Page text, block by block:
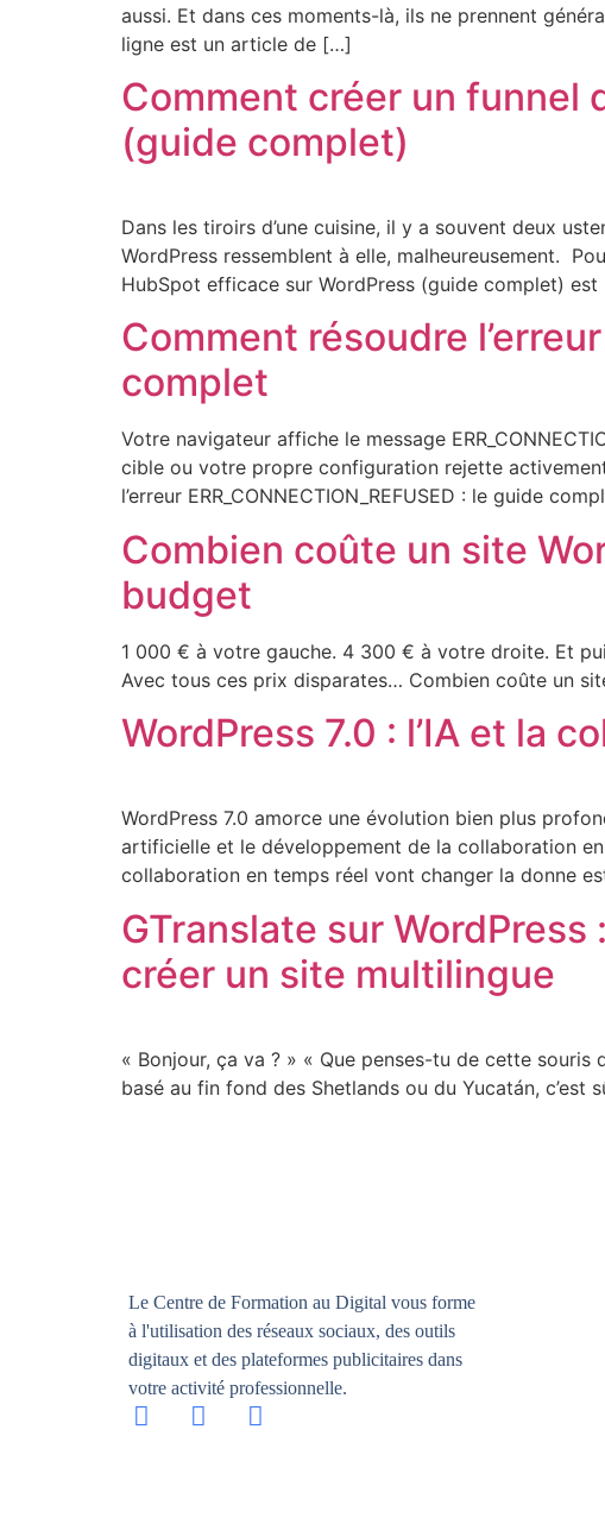
aussi. Et dans ces moments-là, ils ne prennent
ligne est un article de […]
Comment créer un funnel
(guide complet)
Dans les tiroirs d’une cuisine, il y a souvent deux
WordPress ressemblent à elle, malheureusement.
HubSpot efficace sur WordPress (guide complet)
Comment résoudre
complet
Votre navigateur affiche le message
cible ou votre propre configuration rejette
l’erreur ERR_CONNECTION_REFUSED : le guide
Combien coûte un site
budget
1 000 € à votre gauche. 4 300 € à votre droite. Et
Avec tous ces prix disparates… Combien coûte un
WordPress 7.0 : l’IA et la
WordPress 7.0 amorce une évolution bien plus
artificielle et le développement de la collaboration en
collaboration en temps réel vont changer la donne
GTranslate sur
créer un site multilingue
« Bonjour, ça va ? » « Que penses-tu de cette
basé au fin fond des Shetlands ou du Yucatán,
Le Centre de Formation au Digital vous forme
à l'utilisation des réseaux sociaux, des outils
digitaux et des plateformes publicitaires dans
votre activité professionnelle.